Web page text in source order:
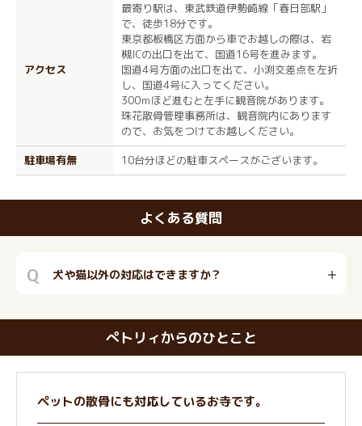
アクセス
最寄り駅は、東武鉄道伊勢崎線「春日部駅」
で、徒歩18分です。
東京都板橋区方面から車でお越しの際は、岩
槻ICの出口を出て、国道16号を進みます。
国道4号方面の出口を出て、小渕交差点を左折
し、国道4号に入ってください。
300ｍほど進むと左手に観音院があります。
珠花散骨管理事務所は、観音院内にあります
ので、お気をつけてお越しください。
駐車場有無
10台分ほどの駐車スペースがございます。
よくある質問
Q 犬や猫以外の対応はできますか？
ぺトリィからのひとこと
ペットの散骨にも対応しているお寺です。